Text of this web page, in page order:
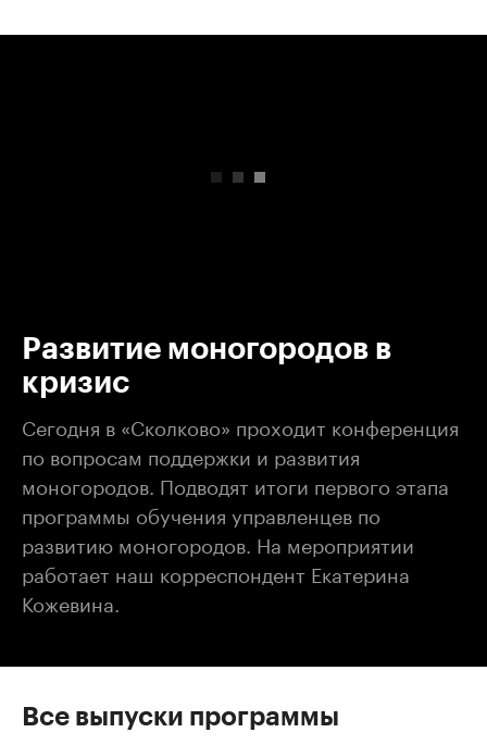
Развитие моногородов в
кризис
Сегодня в «Сколково» проходит конференция
по вопросам поддержки и развития
моногородов. Подводят итоги первого этапа
программы обучения управленцев по
развитию моногородов. На мероприятии
работает наш корреспондент Екатерина
Кожевина.
Все выпуски программы